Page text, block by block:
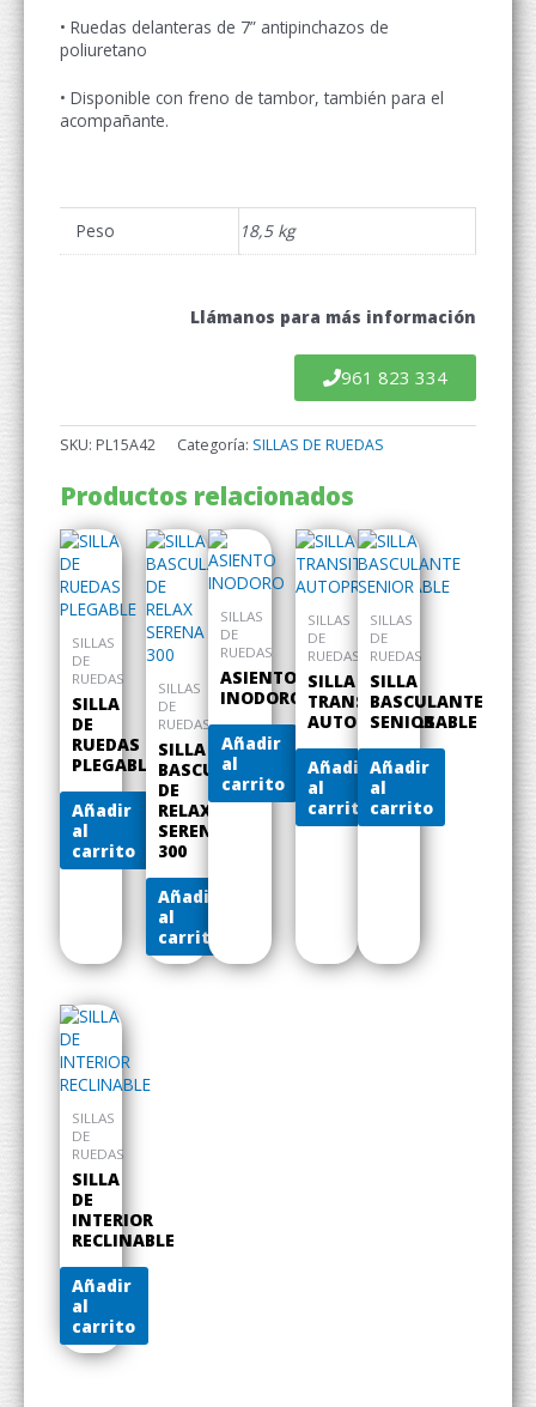
• Ruedas delanteras de 7” antipinchazos de
poliuretano
• Disponible con freno de tambor, también para el
acompañante.
Peso 18,5 kg
Llámanos para más información
961 823 334
SKU: PL15A42 Categoría: SILLAS DE RUEDAS
Productos relacionados
SILLAS
DE
RUEDAS
SILLA
DE
RUEDAS
PLEGABLE
Añadir
al
carrito
SILLAS
DE
RUEDAS
SILLA
BASCULANTE
DE
RELAX
SERENA
300
Añadir
al
carrito
SILLAS
DE
RUEDAS
ASIENTO
INODORO
Añadir
al
carrito
SILLAS
DE
RUEDAS
SILLA
TRANSIT
AUTOPROPULSABLE
Añadir
al
carrito
SILLAS
DE
RUEDAS
SILLA
BASCULANTE
SENIOR
Añadir
al
carrito
SILLAS
DE
RUEDAS
SILLA
DE
INTERIOR
RECLINABLE
Añadir
al
carrito